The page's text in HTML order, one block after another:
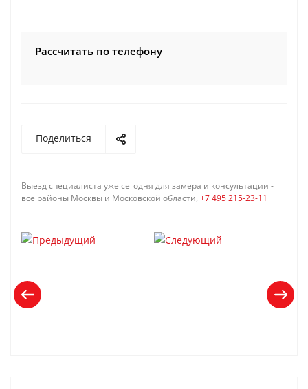
Рассчитать по телефону
Поделиться
Выезд специалиста уже сегодня для замера и консультации -
все районы Москвы и Московской области, +7 495 215-23-11